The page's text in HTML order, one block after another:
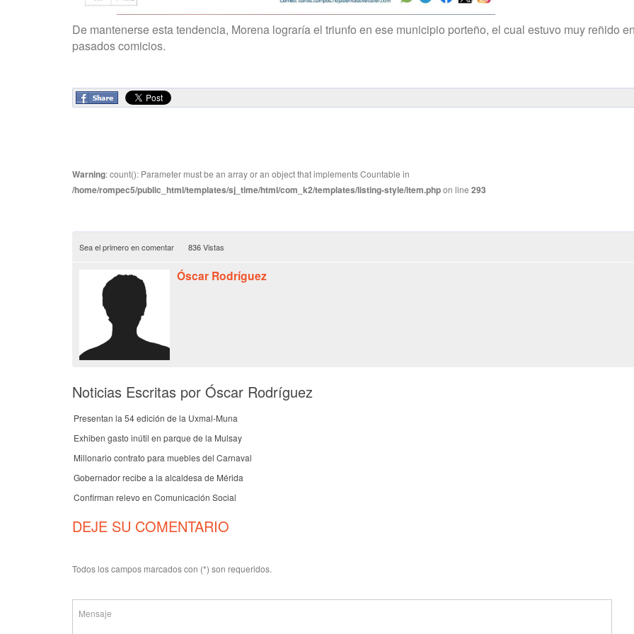
De mantenerse esta tendencia, Morena lograría el triunfo en ese municipio porteño, el cual estuvo muy reñido
pasados comicios.
Warning: count(): Parameter must be an array or an object that implements Countable in
/home/rompec5/public_html/templates/sj_time/html/com_k2/templates/listing-style/item.phpon line 293
Sea el primero en comentar 836 Vistas
Óscar Rodríguez
Noticias Escritas por Óscar Rodríguez
Presentan la 54 edición de la Uxmal-Muna
Exhiben gasto inútil en parque de la Mulsay
Millonario contrato para muebles del Carnaval
Gobernador recibe a la alcaldesa de Mérida
Confirman relevo en Comunicación Social
DEJE SU COMENTARIO
Todos los campos marcados con (*) son requeridos.